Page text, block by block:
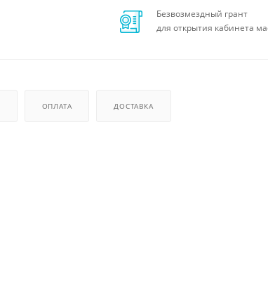
Безвозмездный грант
для открытия кабинета
ОПЛАТА ДОСТАВКА